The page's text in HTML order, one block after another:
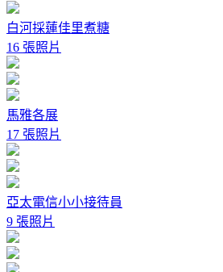
白河採蓮佳里煮糖
16 張照片
馬雅各展
17 張照片
亞太電信小小接待員
9 張照片